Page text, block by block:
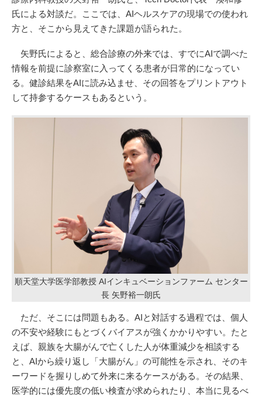
氏による対談だ。ここでは、AIヘルスケアの現場での使われ
方と、そこから見えてきた課題が語られた。
矢野氏によると、総合診療の外来では、すでにAIで調べた
情報を前提に診察室に入ってくる患者が日常的になってい
る。健診結果をAIに読み込ませ、その回答をプリントアウト
して持参するケースもあるという。
順天堂大学医学部教授 AIインキュベーションファーム センター
長 矢野裕一朗氏
ただ、そこには問題もある。AIと対話する過程では、個人
の不安や経験にもとづくバイアスが強くかかりやすい。たと
えば、親族を大腸がんで亡くした人が体重減少を相談する
と、AIから繰り返し「大腸がん」の可能性を示され、そのキ
ーワードを握りしめて外来に来るケースがある。その結果、
医学的には優先度の低い検査が求められたり、本当に見るべ